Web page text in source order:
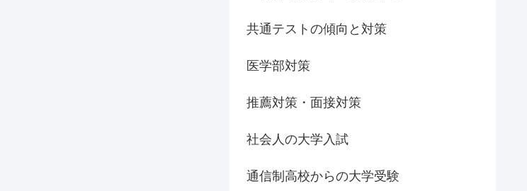
共通テストの傾向と対策
医学部対策
推薦対策・面接対策
社会人の大学入試
通信制高校からの大学受験